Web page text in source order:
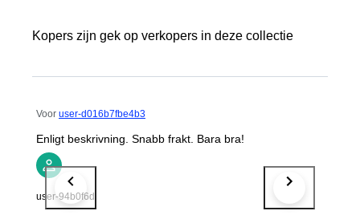
Kopers zijn gek op verkopers in deze collectie
Voor user-d016b7fbe4b3
Enligt beskrivning. Snabb frakt. Bara bra!
user-94b0f6d